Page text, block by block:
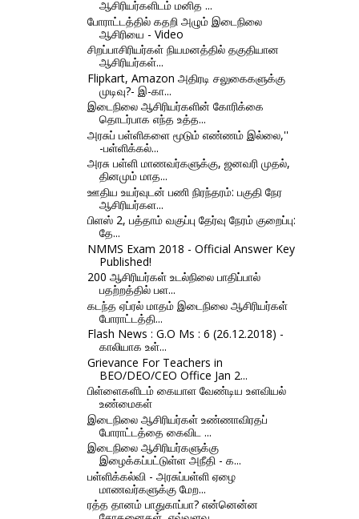
ஆசிரியர்களிடம் மனித ...
போராட்டத்தில் கதறி அழும் இடைநிலை
ஆசிரியை - Video
சிறப்பாசிரியர்கள் நியமனத்தில் தகுதியான
ஆசிரியர்கள்...
Flipkart, Amazon அதிரடி சலுகைகளுக்கு
முடிவு?- இ-கா...
இடைநிலை ஆசிரியர்களின் கோரிக்கை
தொடர்பாக எந்த உத்த...
அரசுப் பள்ளிகளை மூடும் எண்ணம் இல்லை,''
-பள்ளிக்கல்...
அரசு பள்ளி மாணவர்களுக்கு, ஜனவரி முதல்,
தினமும் மாத...
ஊதிய உயர்வுடன் பணி நிரந்தரம்: பகுதி நேர
ஆசிரியர்கள...
பிளஸ் 2, பத்தாம் வகுப்பு தேர்வு நேரம் குறைப்பு:
தே...
NMMS Exam 2018 - Official Answer Key
Published!
200 ஆசிரியர்கள் உடல்நிலை பாதிப்பால்
பதற்றத்தில் பள...
கடந்த ஏப்ரல் மாதம் இடைநிலை ஆசிரியர்கள்
போராட்டத்தி...
Flash News : G.O Ms : 6 (26.12.2018) -
காலியாக உள்...
Grievance For Teachers in
BEO/DEO/CEO Office Jan 2...
பிள்ளைகளிடம் கையாள வேண்டிய உளவியல்
உண்மைகள்
இடைநிலை ஆசிரியர்கள் உண்ணாவிரதப்
போராட்டத்தை கைவிட ...
இடைநிலை ஆசிரியர்களுக்கு
இழைக்கப்பட்டுள்ள அநீதி - க...
பள்ளிக்கல்வி - அரசுப்பள்ளி ஏழை
மாணவர்களுக்கு மேற...
ரத்த தானம் பாதுகாப்பா? என்னென்ன